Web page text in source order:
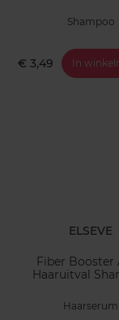
Shampoo
€ 3,49 In
ELSEVE
Fiber Booster
Haaruitval
Haarserum